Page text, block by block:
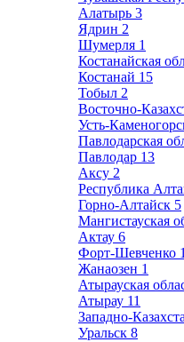
Алатырь 3
Ядрин 2
Шумерля 1
Костанайская
Костанай 15
Тобыл 2
Восточно-
Усть-
Павлодарская
Павлодар 13
Аксу 2
Республика
Горно-Алтайск 5
Мангистауская
Актау 6
Форт-Шевченко 1
Жанаозен 1
Атырауская
Атырау 11
Западно-
Уральск 8